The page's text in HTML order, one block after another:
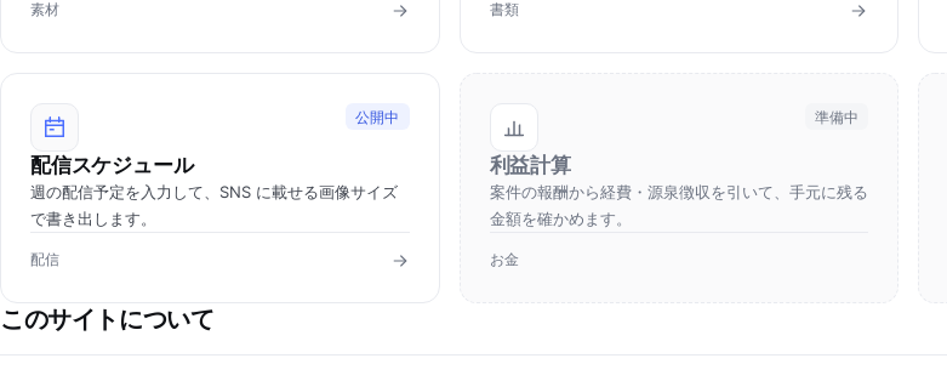
素材 書類
公開中
配信スケジュール
週の配信予定を入力して、SNS に載せる画像サイズ
で書き出します。
配信
準備中
利益計算
案件の報酬から経費・源泉徴収を引いて、手元に残る
金額を確かめます。
お金
このサイトについて